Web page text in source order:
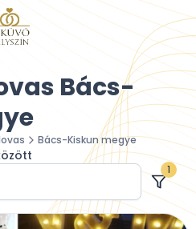
Bács-
Bács-Kiskun megye
1